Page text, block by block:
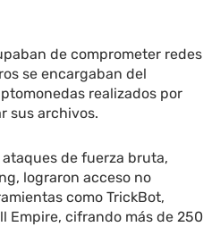
de comprometer redes
se encargaban del
realizados por
sus archivos.
de fuerza bruta,
lograron acceso no
como TrickBot,
Empire, cifrando más de 250